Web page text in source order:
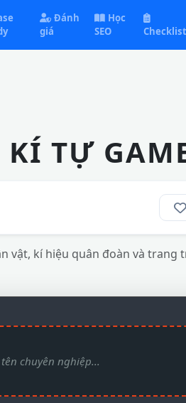
Đánh
giá
Học
SEO
Checklist
TỰ
vật, kí hiệu quân đoàn và trang